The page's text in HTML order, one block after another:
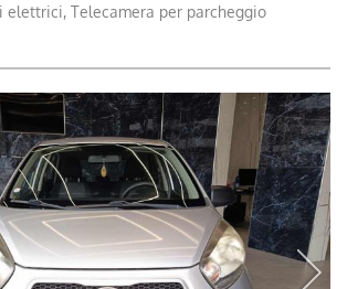
Telecamera per parcheggio